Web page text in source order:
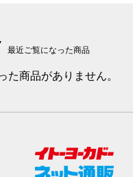
最近ご覧になった商品
た商品がありません。